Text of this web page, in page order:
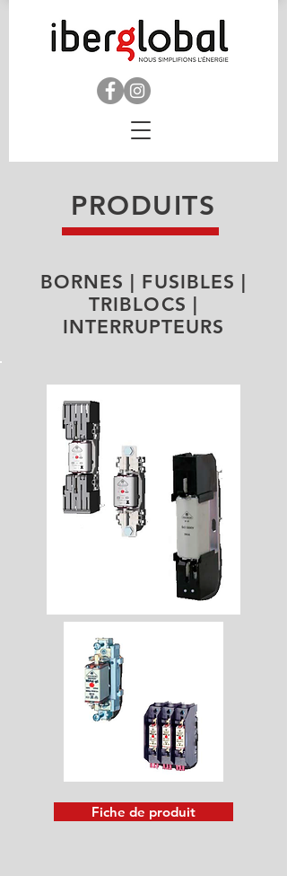
PRODUITS
BORNES | FUSIBLES |
TRIBLOCS |
INTERRUPTEURS
Fiche de produit